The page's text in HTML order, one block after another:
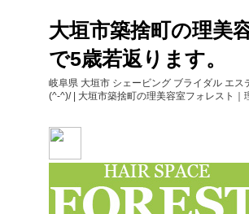
大垣市築捨町の理美
で5歳若返ります。
岐阜県 大垣市 シェービング ブライダル エ
(^-^)/ | 大垣市築捨町の理美容室フォレスト